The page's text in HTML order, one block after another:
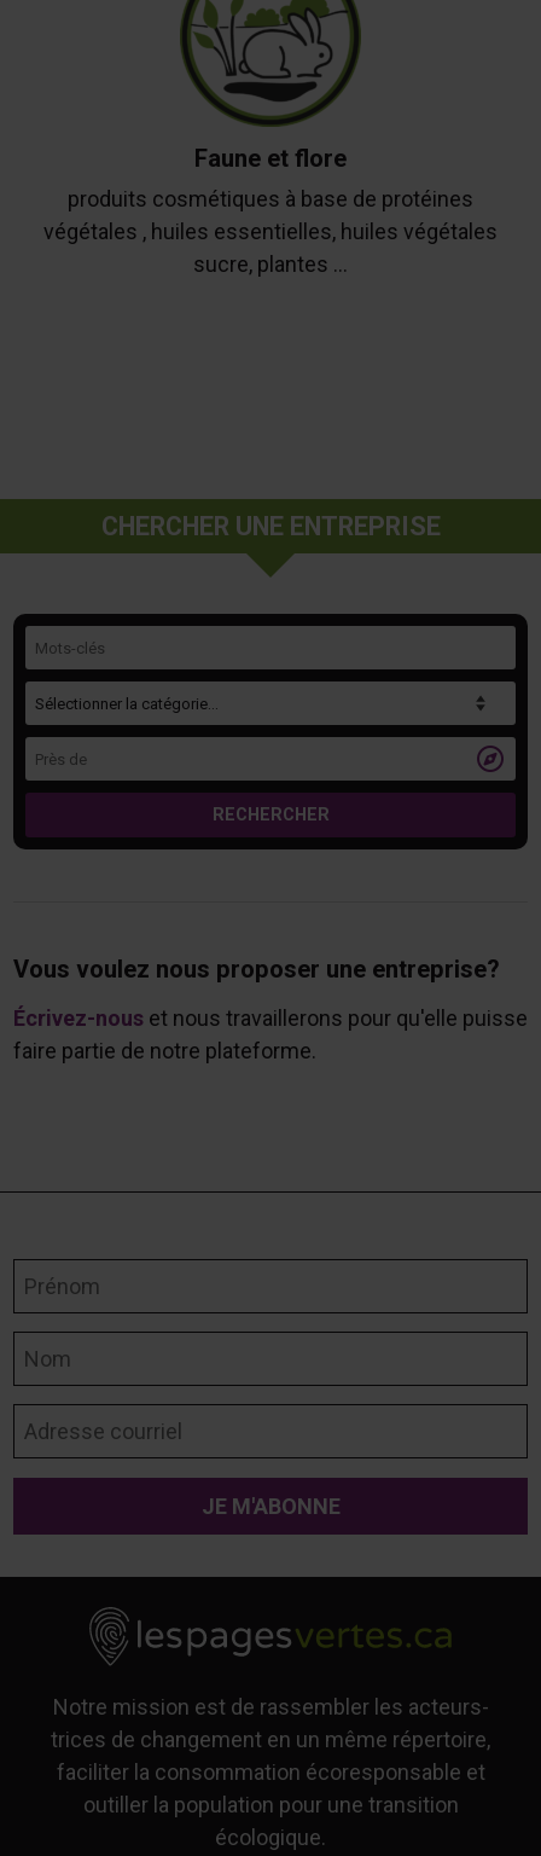
Faune et flore
produits cosmétiques à base de protéines
végétales , huiles essentielles, huiles végétales
sucre, plantes ...
CHERCHER UNE ENTREPRISE

RECHERCHER
Vous voulez nous proposer une entreprise?
Écrivez-nouset nous travaillerons pour qu'elle puisse
faire partie de notre plateforme.
Notre mission est de rassembler les acteurs-
trices de changement en un même répertoire,
faciliter la consommation écoresponsable et
outiller la population pour une transition
écologique.